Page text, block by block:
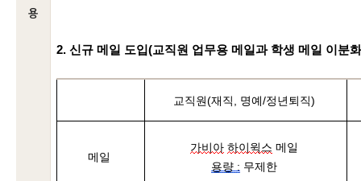
용
2. 신규 메일 도입(교직원 업무용 메일과 학생 메일 이분
교직원(재직, 명예/정년퇴직)
메일
가비아 하이윅스 메일
용량 : 무제한